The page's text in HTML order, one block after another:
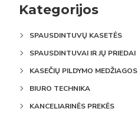
Kategorijos
SPAUSDINTUVŲ KASETĖS
SPAUSDINTUVAI IR JŲ PRIEDAI
KASEČIŲ PILDYMO MEDŽIAGOS
BIURO TECHNIKA
KANCELIARINĖS PREKĖS